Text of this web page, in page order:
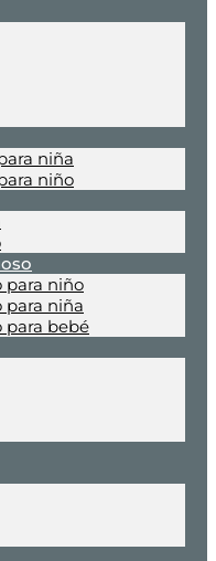
niña
niño
para niño
para niña
para bebé